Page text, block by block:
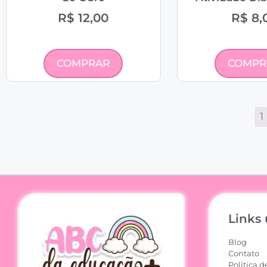
R$ 12,00
COMPRAR
R$
1
Links
Blog
Contato
Política